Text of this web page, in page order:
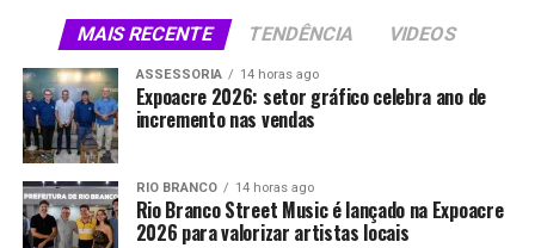
MAIS RECENTE TENDÊNCIA VIDEOS
ASSESSORIA 14 horas ago
Expoacre 2026: setor gráfico celebra ano de
incremento nas vendas
RIO BRANCO 14 horas ago
Rio Branco Street Music é lançado na Expoacre
2026 para valorizar artistas locais